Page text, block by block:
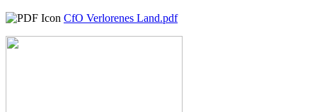
CfO Verlorenes Land.pdf